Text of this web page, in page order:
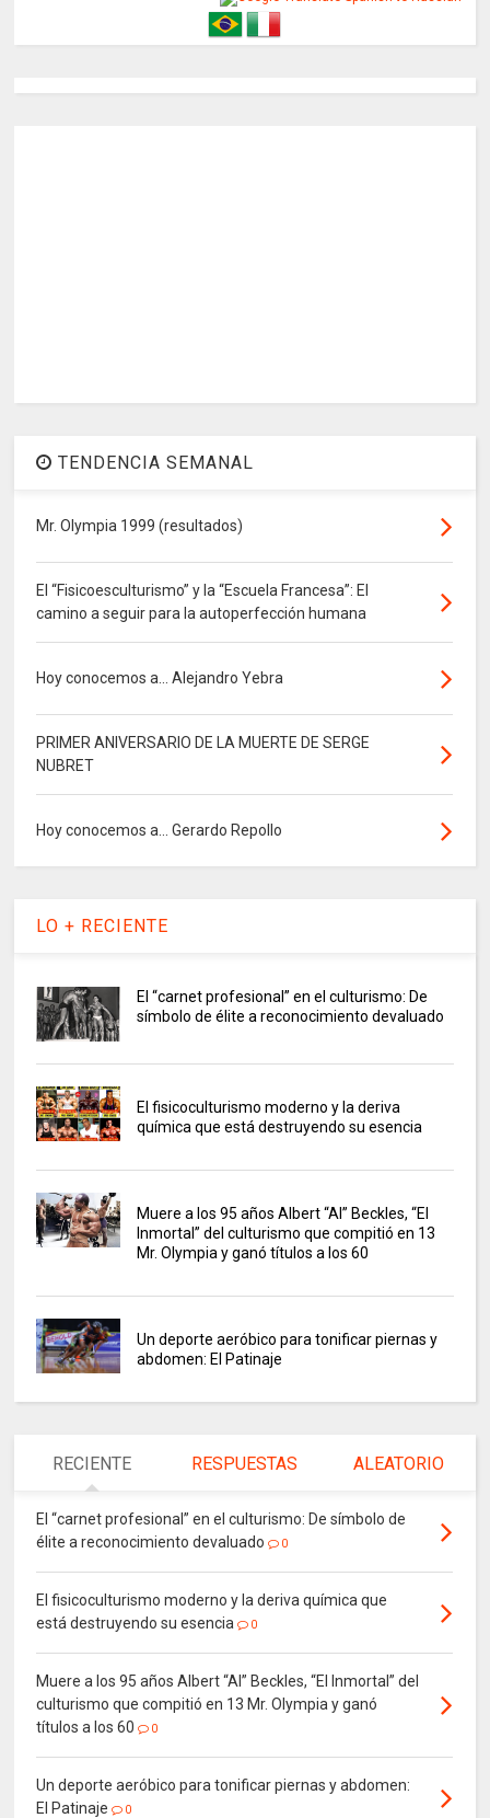
TENDENCIA SEMANAL
Mr. Olympia 1999 (resultados)
El “Fisicoesculturismo” y la “Escuela Francesa”: El
camino a seguir para la autoperfección humana
Hoy conocemos a... Alejandro Yebra
PRIMER ANIVERSARIO DE LA MUERTE DE SERGE
NUBRET
Hoy conocemos a... Gerardo Repollo
LO + RECIENTE
El “carnet profesional” en el culturismo: De
símbolo de élite a reconocimiento devaluado
El fisicoculturismo moderno y la deriva
química que está destruyendo su esencia
Muere a los 95 años Albert “Al” Beckles, “El
Inmortal” del culturismo que compitió en 13
Mr. Olympia y ganó títulos a los 60
Un deporte aeróbico para tonificar piernas y
abdomen: El Patinaje
RECIENTE RESPUESTAS ALEATORIO
El “carnet profesional” en el culturismo: De símbolo de
élite a reconocimiento devaluado
0
El fisicoculturismo moderno y la deriva química que
está destruyendo su esencia
0
Muere a los 95 años Albert “Al” Beckles, “El Inmortal” del
culturismo que compitió en 13 Mr. Olympia y ganó
títulos a los 60
0
Un deporte aeróbico para tonificar piernas y abdomen:
El Patinaje
0